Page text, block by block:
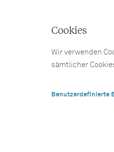
Cookies
Wir verwenden
sämtlicher
Benutzerdefinierte